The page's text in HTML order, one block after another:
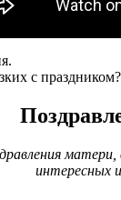
с праздником?
интересных